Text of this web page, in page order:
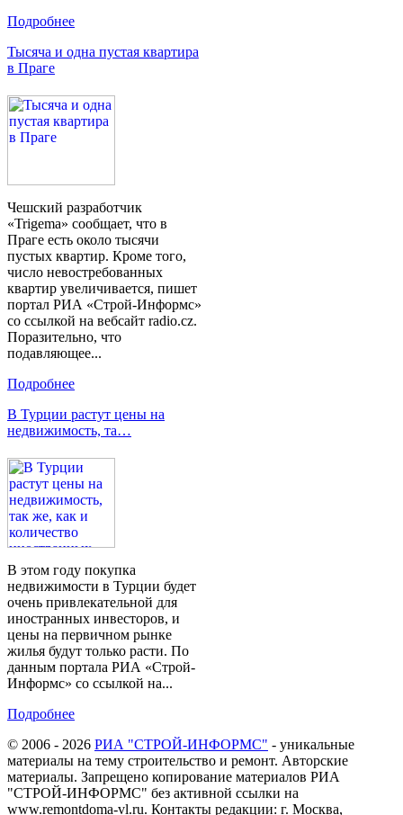
Подробнее
Тысяча и одна пустая квартира
в Праге
Чешский разработчик
«Trigema» сообщает, что в
Праге есть около тысячи
пустых квартир. Кроме того,
число невостребованных
квартир увеличивается, пишет
портал РИА «Строй-Информс»
со ссылкой на вебсайт radio.cz.
Поразительно, что
подавляющее...
Подробнее
В Турции растут цены на
недвижимость, та…
В этом году покупка
недвижимости в Турции будет
очень привлекательной для
иностранных инвесторов, и
цены на первичном рынке
жилья будут только расти. По
данным портала РИА «Строй-
Информс» со ссылкой на...
Подробнее
© 2006 - 2026 РИА "СТРОЙ-ИНФОРМС" - уникальные
материалы на тему строительство и ремонт. Авторские
материалы. Запрещено копирование материалов РИА
"СТРОЙ-ИНФОРМС" без активной ссылки на
www.remontdoma-vl.ru. Контакты редакции: г. Москва,